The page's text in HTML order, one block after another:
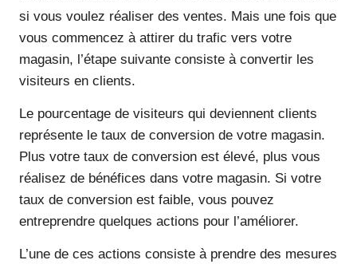
si vous voulez réaliser des ventes. Mais une fois que
vous commencez à attirer du trafic vers votre
magasin, l’étape suivante consiste à convertir les
visiteurs en clients.
Le pourcentage de visiteurs qui deviennent clients
représente le taux de conversion de votre magasin.
Plus votre taux de conversion est élevé, plus vous
réalisez de bénéfices dans votre magasin. Si votre
taux de conversion est faible, vous pouvez
entreprendre quelques actions pour l’améliorer.
L’une de ces actions consiste à prendre des mesures